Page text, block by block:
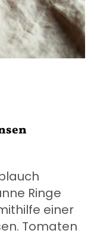
Ringe
einer
Tomaten